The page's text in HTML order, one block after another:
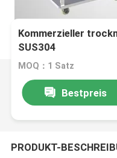
Kommerzieller
SUS304
MOQ：1 Satz
Bestpreis
PRODUKT-